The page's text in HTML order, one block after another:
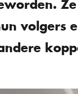
volgers